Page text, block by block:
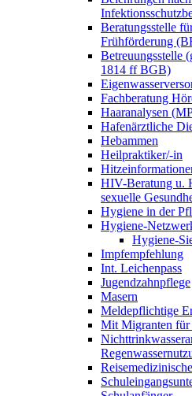
Beratungsstelle
Frühförderung
Betreuungsstelle
1814 ff BGB)
Fachberatung
Haaranalysen
Hafenärztliche
Hebammen
Heilpraktiker/-in
HIV-Beratung u.
sexuelle
Hygiene in der
Hygiene-
Hygiene-
Impfempfehlung
Int. Leichenpass
Jugendzahnpflege
Masern
Meldepflichtige
Mit Migranten